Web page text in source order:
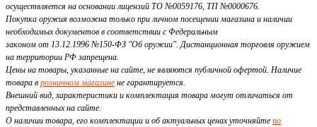
осуществляется на основании лицензий ТО №0059176, ТП №0000676.
Покупка оружия возможна только при личном посещении магазина и наличии
необходимых документов в соответствии с Федеральным
законом от 13.12.1996 №150-ФЗ "Об оружии". Дистанционная торговля оружием
на территории РФ запрещена.
Цены на товары, указанные на сайте, не являются публичной офертой. Наличие
товара в розничном магазине не гарантируется.
Внешний вид, характеристики и комплектация товара могут отличаться от
представленных на сайте.
О наличии товара, его комплектации и об актуальных ценах уточняйте по